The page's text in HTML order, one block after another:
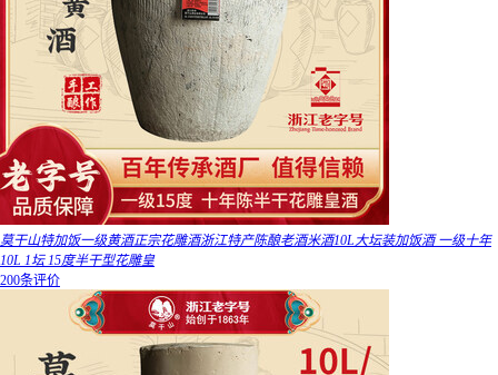
莫干山特加饭一级黄酒正宗花雕酒浙江特产陈酿老酒米酒10L大坛装加饭酒 一级十年
10L 1坛 15度半干型花雕皇
200条评价